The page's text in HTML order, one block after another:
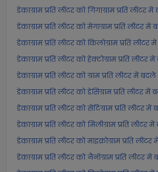
डेकाग्राम प्रति लीटर को गिगाग्राम प्रति लीटर
डेकाग्राम प्रति लीटर को मेगाग्राम प्रति लीटर में
डेकाग्राम प्रति लीटर को किलोग्राम प्रति लीटर
डेकाग्राम प्रति लीटर को हेक्टोग्राम प्रति लीटर
डेकाग्राम प्रति लीटर को ग्राम प्रति लीटर में बदलें
डेकाग्राम प्रति लीटर को डेसिग्राम प्रति लीटर में
डेकाग्राम प्रति लीटर को सेंटिग्राम प्रति लीटर में
डेकाग्राम प्रति लीटर को मिलीग्राम प्रति लीटर
डेकाग्राम प्रति लीटर को माइक्रोग्राम प्रति
डेकाग्राम प्रति लीटर को नैनोग्राम प्रति लीटर में